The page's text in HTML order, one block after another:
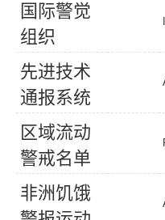
国 际警觉
组 织
先进技术
通报系统
区域流动
警戒名单
非洲饥饿